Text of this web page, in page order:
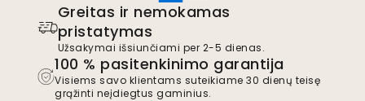
Greitas ir nemokamas
pristatymas
Užsakymai išsiunčiami per 2-5 dienas.
100 % pasitenkinimo garantija
Visiems savo klientams suteikiame 30 dienų teisę
grąžinti neįdiegtus gaminius.